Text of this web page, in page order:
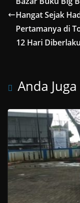
Hangat Sejak
Pertamanya di
12 Hari
Anda